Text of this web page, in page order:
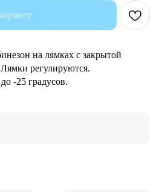
на лямках с закрытой
регулируются.
-25 градусов.